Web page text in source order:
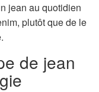
jean au quotidien
plutôt que de le
de jean